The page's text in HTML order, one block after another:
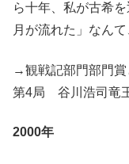
ら十年、私が古希
月が流れた」なん
→観戦記部門部門
第4局 谷川浩司竜
2000年